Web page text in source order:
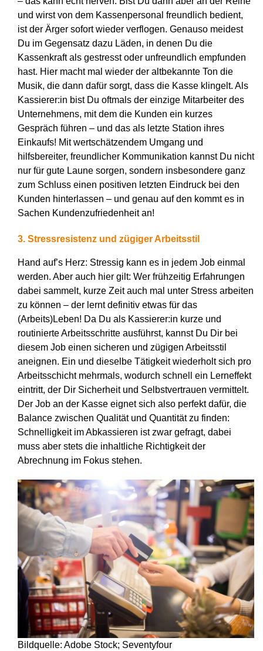
und wirst von dem Kassenpersonal freundlich bedient,
ist der Ärger sofort wieder verflogen. Genauso meidest
Du im Gegensatz dazu Läden, in denen Du die
Kassenkraft als gestresst oder unfreundlich empfunden
hast. Hier macht mal wieder der altbekannte Ton die
Musik, die dann dafür sorgt, dass die Kasse klingelt. Als
Kassierer:in bist Du oftmals der einzige Mitarbeiter des
Unternehmens, mit dem die Kunden ein kurzes
Gespräch führen – und das als letzte Station ihres
Einkaufs! Mit wertschätzendem Umgang und
hilfsbereiter, freundlicher Kommunikation kannst Du nicht
nur für gute Laune sorgen, sondern insbesondere ganz
zum Schluss einen positiven letzten Eindruck bei den
Kunden hinterlassen – und genau auf den kommt es in
Sachen Kundenzufriedenheit an!
3. Stressresistenz und zügiger Arbeitsstil
Hand auf’s Herz: Stressig kann es in jedem Job einmal
werden. Aber auch hier gilt: Wer frühzeitig Erfahrungen
dabei sammelt, kurze Zeit auch mal unter Stress arbeiten
zu können – der lernt definitiv etwas für das
(Arbeits)Leben! Da Du als Kassierer:in kurze und
routinierte Arbeitsschritte ausführst, kannst Du Dir bei
diesem Job einen sicheren und zügigen Arbeitsstil
aneignen. Ein und dieselbe Tätigkeit wiederholt sich pro
Arbeitsschicht mehrmals, wodurch schnell ein Lerneffekt
eintritt, der Dir Sicherheit und Selbstvertrauen vermittelt.
Der Job an der Kasse eignet sich also perfekt dafür, die
Balance zwischen Qualität und Quantität zu finden:
Schnelligkeit im Abkassieren ist zwar gefragt, dabei
muss aber stets die inhaltliche Richtigkeit der
Abrechnung im Fokus stehen.
Bildquelle: Adobe Stock; Seventyfour